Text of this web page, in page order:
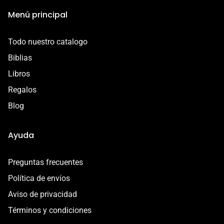
contacto@libreriacristianamadai.com, ¡Te
acompañaremos en el proceso!
Menú principal
Todo nuestro catalogo
Biblias
Libros
Regalos
Blog
Ayuda
Preguntas frecuentes
Política de envíos
Aviso de privacidad
Términos y condiciones